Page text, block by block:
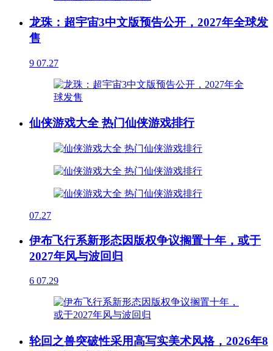
龙珠：超宇宙3中文版预告公开，2027年全球发
售
9 07.27
仙侠游戏大全 热门仙侠游戏排行
07.27
伊布飞行系新形态因版权争议搁置十年，或于
2027年风与波回归
6 07.29
轮回之兽突破性采用高写实美术风格，2026年8